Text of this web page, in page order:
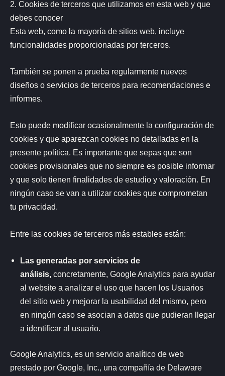
2. Cookies de terceros que utilizamos en esta web y que
debes conocer
Esta web, como la mayoría de sitios web, incluye
funcionalidades proporcionadas por terceros.
También se ponen a prueba regularmente nuevos
diseños o servicios de terceros para recomendaciones e
informes.
Esto puede modificar ocasionalmente la configuración de
cookies y que aparezcan cookies no detalladas en la
presente política. Es importante que sepas que son
cookies provisionales que no siempre es posible informar
y que solo tienen finalidades de estudio y valoración. En
ningún caso se van a utilizar cookies que comprometan
tu privacidad.
Entre las cookies de terceros más estables están:
Las generadas por servicios de
análisis, concretamente, Google Analytics para ayudar
al website a analizar el uso que hacen los Usuarios
del sitio web y mejorar la usabilidad del mismo, pero
en ningún caso se asocian a datos que pudieran llegar
a identificar al usuario.
Google Analytics, es un servicio analítico de web
prestado por Google, Inc., una compañía de Delaware